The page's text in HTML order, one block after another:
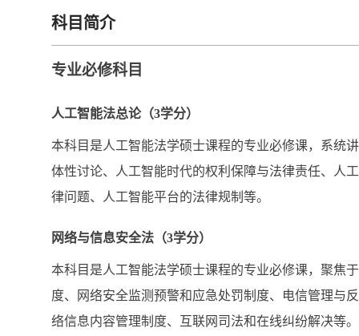
科目简介
专业必修科目
人工智能法总论（3学分）
本科目是人工智能法学硕士课程的专业必修课，系统
体性讨论、人工智能时代的权利保障与法律责任、人
律问题、人工智能平台的法律规制等。
网络与信息安全法（3学分）
本科目是人工智能法学硕士课程的专业必修课，聚焦
度、网络安全监测预警和应急处罚制度、电信管理与
络信息内容管理制度、互联网司法和在线纠纷解决等